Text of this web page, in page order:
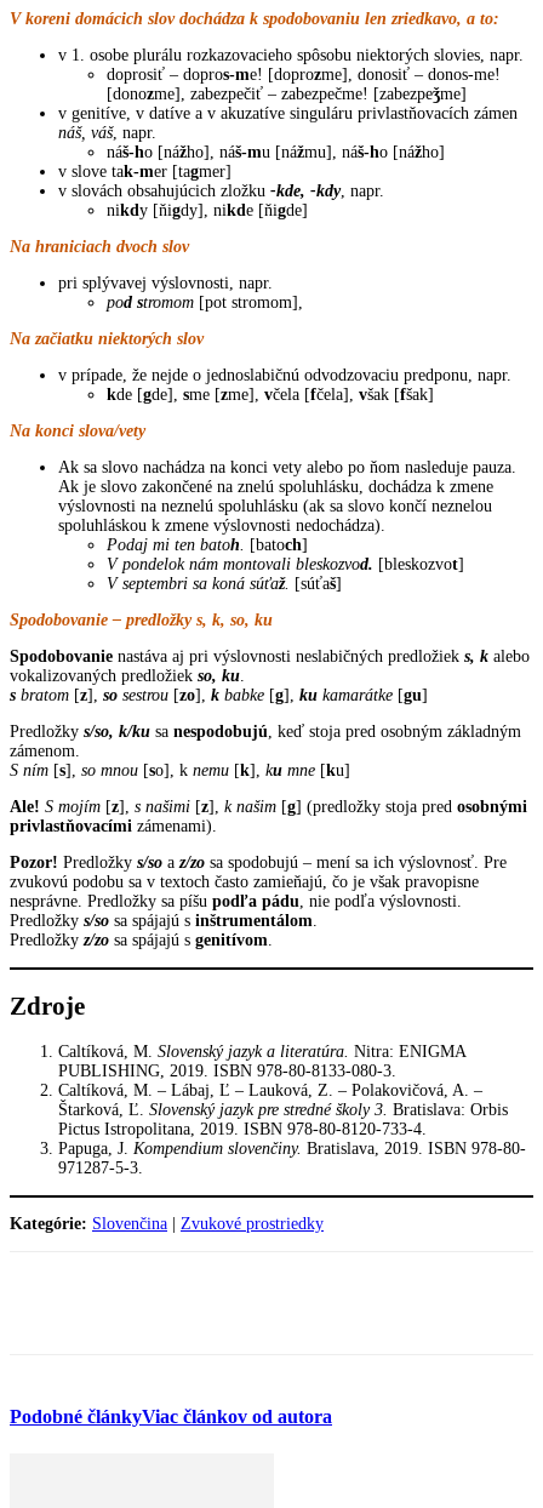
V koreni domácich slov dochádza k spodobovaniu len zriedkavo, a to:
v 1. osobe plurálu rozkazovacieho spôsobu niektorých slovies, napr.
doprosiť – dopros-me! [doprozme], donosiť – donos-me!
[donozme], zabezpečiť – zabezpečme! [zabezpeǯme]
v genitíve, v datíve a v akuzatíve singuláru privlastňovacích zámen
náš, váš, napr.
náš-ho [nážho], náš-mu [nážmu], náš-ho [nážho]
v slove tak-mer [tagmer]
v slovách obsahujúcich zložku -kde, -kdy, napr.
nikdy [ňigdy], nikde [ňigde]
Na hraniciach dvoch slov
pri splývavej výslovnosti, napr.
pod stromom [pot stromom],
Na začiatku niektorých slov
v prípade, že nejde o jednoslabičnú odvodzovaciu predponu, napr.
kde [gde], sme [zme], včela [fčela], však [fšak]
Na konci slova/vety
Ak sa slovo nachádza na konci vety alebo po ňom nasleduje pauza.
Ak je slovo zakončené na znelú spoluhlásku, dochádza k zmene
výslovnosti na neznelú spoluhlásku (ak sa slovo končí neznelou
spoluhláskou k zmene výslovnosti nedochádza).
Podaj mi ten batoh. [batoch]
V pondelok nám montovali bleskozvod. [bleskozvot]
V septembri sa koná súťaž. [súťaš]
Spodobovanie – predložky s, k, so, ku
Spodobovanie nastáva aj pri výslovnosti neslabičných predložiek s, k alebo
vokalizovaných predložiek so, ku.
s bratom [z], so sestrou [zo], k babke [g], ku kamarátke [gu]
Predložky s/so, k/ku sa nespodobujú, keď stoja pred osobným základným
zámenom.
S ním [s], so mnou [so], k nemu [k], ku mne [ku]
Ale! S mojím [z], s našimi [z], k našim [g] (predložky stoja pred osobnými
privlastňovacími zámenami).
Pozor! Predložky s/so az/zo sa spodobujú – mení sa ich výslovnosť. Pre
zvukovú podobu sa v textoch často zamieňajú, čo je však pravopisne
nesprávne. Predložky sa píšu podľa pádu, nie podľa výslovnosti.
Predložky s/so sa spájajú s inštrumentálom.
Predložkyz/zo sa spájajú s genitívom.
Zdroje
Caltíková, M. Slovenský jazyk a literatúra. Nitra: ENIGMA
PUBLISHING, 2019. ISBN 978-80-8133-080-3.
Caltíková, M. – Lábaj, Ľ – Lauková, Z. – Polakovičová, A. –
Štarková, Ľ. Slovenský jazyk pre stredné školy 3. Bratislava: Orbis
Pictus Istropolitana, 2019. ISBN 978-80-8120-733-4.
Papuga, J. Kompendium slovenčiny. Bratislava, 2019. ISBN 978-80-
971287-5-3.
Kategórie: Slovenčina Zvukové prostriedky
Podobné článkyViac článkov od autora